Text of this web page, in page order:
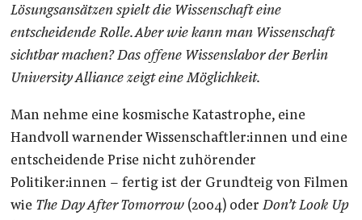
Lösungsansätzen spielt die Wissenschaft eine
entscheidende Rolle. Aber wie kann man Wissenschaft
sichtbar machen? Das offene Wissenslabor der Berlin
University Alliance zeigt eine Möglichkeit.
Man nehme eine kosmische Katastrophe, eine
Handvoll warnender Wissenschaftler:innen und eine
entscheidende Prise nicht zuhörender
Politiker:innen – fertig ist der Grundteig von Filmen
wie The Day After Tomorrow(2004) oder Don’t Look Up